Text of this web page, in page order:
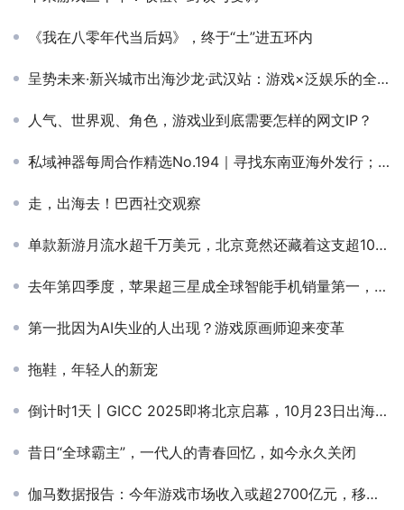
《我在八零年代当后妈》，终于“土”进五环内
呈势未来·新兴城市出海沙龙·武汉站：游戏×泛娱乐的全球化实践与机遇解读
人气、世界观、角色，游戏业到底需要怎样的网文IP？
私域神器每周合作精选No.194｜寻找东南亚海外发行；需要泰国支付资源；急需海外华语量；找新马泰社群和公会资源
走，出海去！巴西社交观察
单款新游月流水超千万美元，北京竟然还藏着这支超1000人的团队！
去年第四季度，苹果超三星成全球智能手机销量第一，四年来首次
第一批因为AI失业的人出现？游戏原画师迎来变革
拖鞋，年轻人的新宠
倒计时1天丨GICC 2025即将北京启幕，10月23日出海圈千人盛会只等你来！
昔日“全球霸主”，一代人的青春回忆，如今永久关闭
伽马数据报告：今年游戏市场收入或超2700亿元，移动游戏增幅达30%